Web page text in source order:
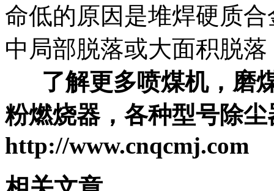
命低的原因是堆焊硬质
中局部脱落或大面积脱
了解更多喷煤机，磨
粉燃烧器，各种型号除
http://www.cnqcmj.com